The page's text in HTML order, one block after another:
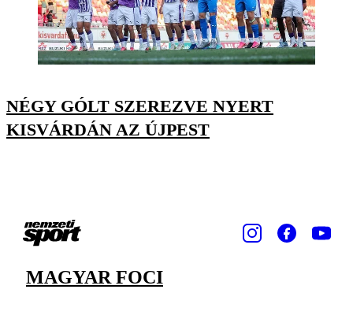
NÉGY GÓLT SZEREZVE NYERT
KISVÁRDÁN AZ ÚJPEST
MAGYAR FOCI